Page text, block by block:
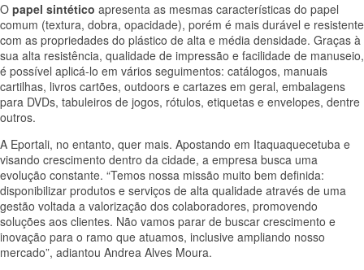
O papel sintético apresenta as mesmas características do papel
comum (textura, dobra, opacidade), porém é mais durável e resistente
com as propriedades do plástico de alta e média densidade. Graças à
sua alta resistência, qualidade de impressão e facilidade de manuseio,
é possível aplicá-lo em vários seguimentos: catálogos, manuais
cartilhas, livros cartões, outdoors e cartazes em geral, embalagens
para DVDs, tabuleiros de jogos, rótulos, etiquetas e envelopes, dentre
outros.
A Eportali, no entanto, quer mais. Apostando em Itaquaquecetuba e
visando crescimento dentro da cidade, a empresa busca uma
evolução constante. “Temos nossa missão muito bem definida:
disponibilizar produtos e serviços de alta qualidade através de uma
gestão voltada a valorização dos colaboradores, promovendo
soluções aos clientes. Não vamos parar de buscar crescimento e
inovação para o ramo que atuamos, inclusive ampliando nosso
mercado”, adiantou Andrea Alves Moura.